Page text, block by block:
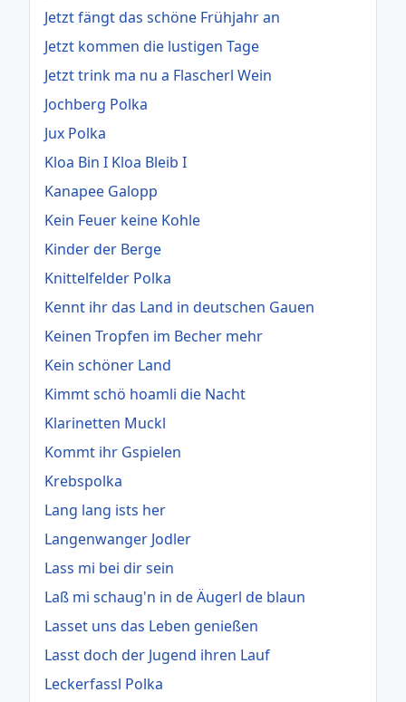
Jetzt fängt das schöne Frühjahr an
Jetzt kommen die lustigen Tage
Jetzt trink ma nu a Flascherl Wein
Jochberg Polka
Jux Polka
Kloa Bin I Kloa Bleib I
Kanapee Galopp
Kein Feuer keine Kohle
Kinder der Berge
Knittelfelder Polka
Kennt ihr das Land in deutschen Gauen
Keinen Tropfen im Becher mehr
Kein schöner Land
Kimmt schö hoamli die Nacht
Klarinetten Muckl
Kommt ihr Gspielen
Krebspolka
Lang lang ists her
Langenwanger Jodler
Lass mi bei dir sein
Laß mi schaug'n in de Äugerl de blaun
Lasset uns das Leben genießen
Lasst doch der Jugend ihren Lauf
Leckerfassl Polka